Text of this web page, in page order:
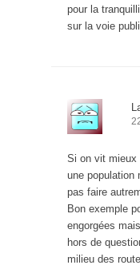
pour la
sur la voie
Si on vit mieux
une population
pas faire
Bon exemple
engorgées
hors de
milieu des